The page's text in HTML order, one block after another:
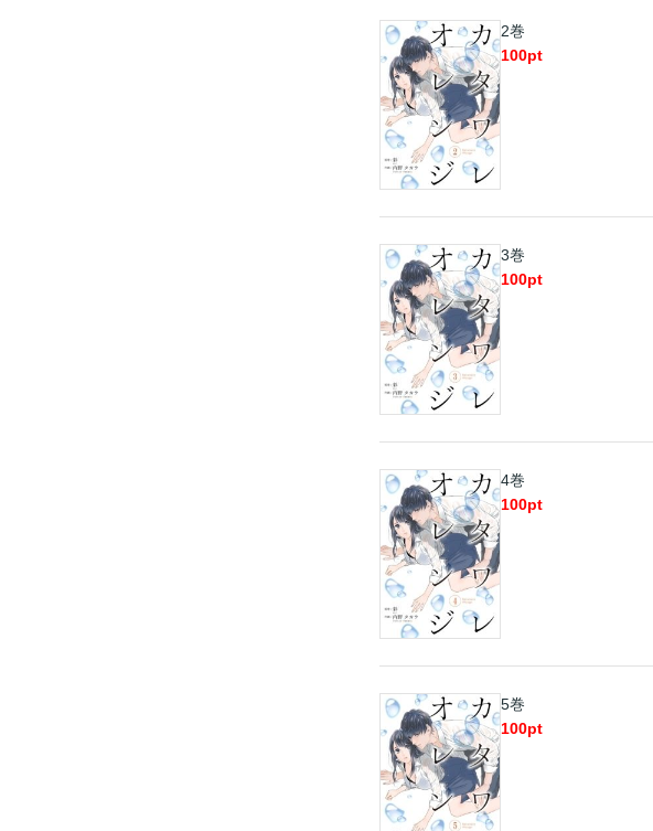
2巻
100pt
3巻
100pt
4巻
100pt
5巻
100pt